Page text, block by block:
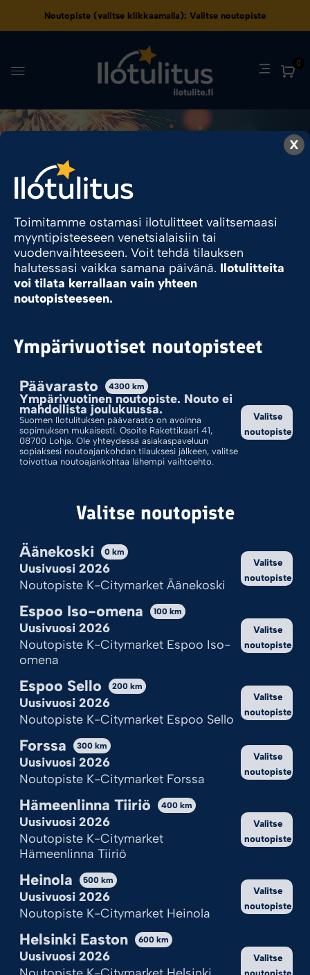
Noutopiste (valitse klikkaamalla): Valitse noutopiste
0
Ilotulite.fi
Sesonkituote
KUNKKUPAUKKU
2,50 €
Lisää ostoskoriin
THUNDERSTORM
MEGA TYKIT
9,95€
JACKPOT SUPERSETTI
X
Toimitamme ostamasi ilotulitteet valitsemaasi
myyntipisteeseen venetsialaisiin tai
vuodenvaihteeseen. Voit tehdä tilauksen
halutessasi vaikka samana päivänä. Ilotulitteita
voi tilata kerrallaan vain yhteen
noutopisteeseen.
Ympärivuotiset noutopisteet
Päävarasto 4300 km
Ympärivuotinen noutopiste. Nouto ei
mahdollista joulukuussa.
Suomen Ilotulituksen päävarasto on avoinna
sopimuksen mukaisesti. Osoite Rakettikaari 41,
08700 Lohja. Ole yhteydessä asiakaspaveluun
sopiaksesi noutoajankohdan tilauksesi jälkeen, valitse
toivottua noutoajankohtaa lähempi vaihtoehto.
Valitse
noutopiste
Valitse noutopiste
Äänekoski 0 km
Uusivuosi 2026
Noutopiste K-Citymarket Äänekoski
Valitse
noutopiste
Espoo Iso-omena 100 km
Uusivuosi 2026
Noutopiste K-Citymarket Espoo Iso-
omena
Valitse
noutopiste
Espoo Sello 200 km
Uusivuosi 2026
Noutopiste K-Citymarket Espoo Sello
Valitse
noutopiste
Forssa 300 km
Uusivuosi 2026
Noutopiste K-Citymarket Forssa
Valitse
noutopiste
Hämeenlinna Tiiriö 400 km
Uusivuosi 2026
Noutopiste K-Citymarket
Hämeenlinna Tiiriö
Valitse
noutopiste
Heinola 500 km
Uusivuosi 2026
Noutopiste K-Citymarket Heinola
Valitse
noutopiste
Helsinki Easton 600 km
Uusivuosi 2026
Valitse